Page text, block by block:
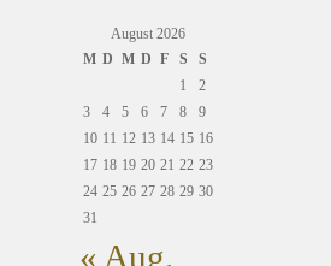
August 2026
M D M D F S
S
1
2
3
4 5 6 7 8
9
10 11 12 13 14 15 16
17 18 19 20 21 22 23
24 25 26 27 28 29 30
31
« Aug.